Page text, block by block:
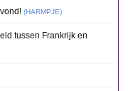
(HARMPJE)
tussen Frankrijk en